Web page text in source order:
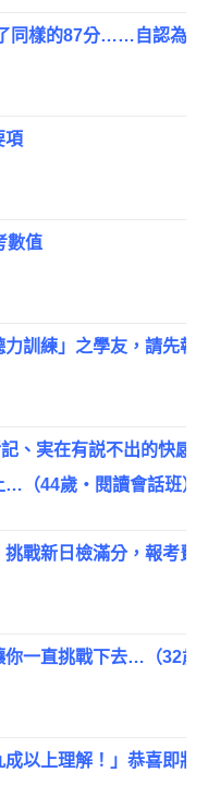
同樣的87分……自認為
項
數值
訓練」之學友，請先
、実在有説不出的快
…（44歲‧閱讀會話班）
挑戰新日檢滿分，報考
你一直挑戰下去…（32
成以上理解！」恭喜即